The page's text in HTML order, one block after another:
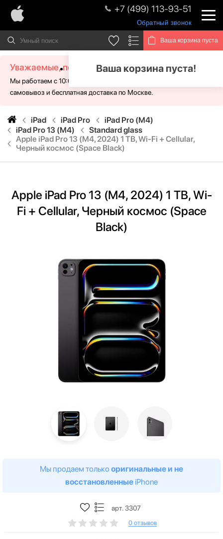
+7 (499) 113-93-51
Обратный звонок
Ваша корзина пуста
Ваша корзина пуста!
Уважаемые, посетители!
Мы работаем с 10:00 - 21:00 без выходных. Для Вас доступен
самовывоз и бесплатная доставка по Москве.
iPad iPad Pro
iPad Pro (M4)
iPad Pro 13 (M4)
Standard glass
Apple iPad Pro 13 (M4, 2024) 1 TB, Wi-Fi + Cellular,
Черный космос (Space Black)
Apple iPad Pro 13 (M4, 2024) 1 TB, Wi-
Fi + Cellular, Черный космос (Space
Black)
Мы продаем только оригинальные и не
восстановленные iPhone
арт. 3307
0 отзывов